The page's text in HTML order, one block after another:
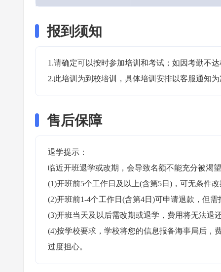
报到须知
1.请确定可以按时参加培训和考试；如因考勤不
2.此培训为到校培训，具体培训安排以客服通知
售后保障
退学提示：
临近开班退学或改期，会导致名额不能充分被渴
(1)开班前5个工作日及以上(含第5日)，可无条件
(2)开班前1-4个工作日(含第4日)可申请退款，但
(3)开班当天及以后需改期或退学，费用将无法退
(4)按学校要求，学校将您的信息报备海事局后，
过度担心。